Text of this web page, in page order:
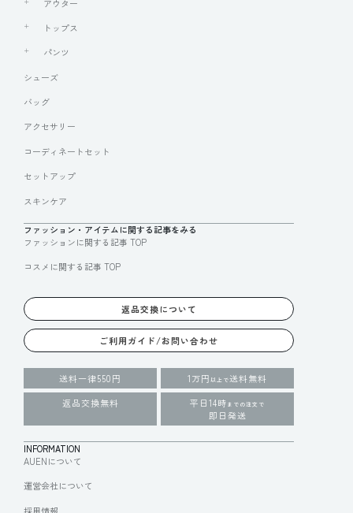
アウター
トップス
パンツ
シューズ
バッグ
アクセサリー
コーディネートセット
セットアップ
スキンケア
ファッション・アイテムに関する記事をみる
ファッションに関する記事 TOP
コスメに関する記事 TOP
返品交換について
ご利用ガイド/お問い合わせ
送料一律550円 1万円 以上で送料無料
返品交換無料
平日14時 までの注文で
即日発送
INFORMATION
AUENについて
運営会社について
採用情報